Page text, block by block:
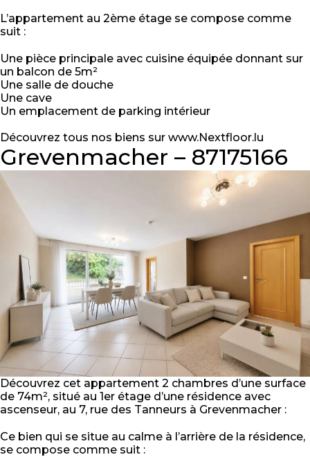
L’appartement au 2ème étage se compose comme
suit :
Une pièce principale avec cuisine équipée donnant sur
un balcon de 5m²
Une salle de douche
Une cave
Un emplacement de parking intérieur
Découvrez tous nos biens sur www.Nextfloor.lu
Grevenmacher – 87175166
Découvrez cet appartement 2 chambres d’une surface
de 74m², situé au 1er étage d’une résidence avec
ascenseur, au 7, rue des Tanneurs à Grevenmacher :
Ce bien qui se situe au calme à l’arrière de la résidence,
se compose comme suit :